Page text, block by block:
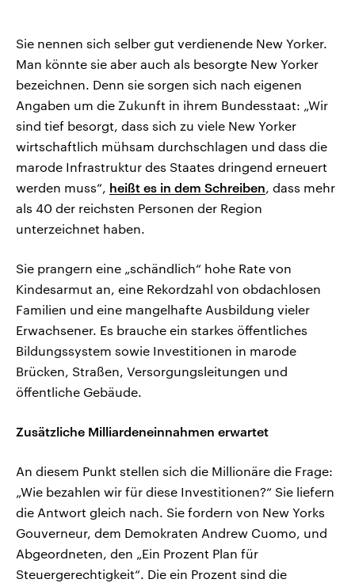
Sie nennen sich selber gut verdienende New Yorker.
Man könnte sie aber auch als besorgte New Yorker
bezeichnen. Denn sie sorgen sich nach eigenen
Angaben um die Zukunft in ihrem Bundesstaat: „Wir
sind tief besorgt, dass sich zu viele New Yorker
wirtschaftlich mühsam durchschlagen und dass die
marode Infrastruktur des Staates dringend erneuert
werden muss“, heißt es in dem Schreiben, dass mehr
als 40 der reichsten Personen der Region
unterzeichnet haben.
Sie prangern eine „schändlich“ hohe Rate von
Kindesarmut an, eine Rekordzahl von obdachlosen
Familien und eine mangelhafte Ausbildung vieler
Erwachsener. Es brauche ein starkes öffentliches
Bildungssystem sowie Investitionen in marode
Brücken, Straßen, Versorgungsleitungen und
öffentliche Gebäude.
Zusätzliche Milliardeneinnahmen erwartet
An diesem Punkt stellen sich die Millionäre die Frage:
„Wie bezahlen wir für diese Investitionen?“ Sie liefern
die Antwort gleich nach. Sie fordern von New Yorks
Gouverneur, dem Demokraten Andrew Cuomo, und
Abgeordneten, den „Ein Prozent Plan für
Steuergerechtigkeit“. Die ein Prozent sind die